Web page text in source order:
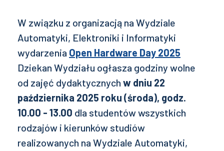
W związku z organizacją na Wydziale
Automatyki, Elektroniki i Informatyki
wydarzenia Open Hardware Day 2025
Dziekan Wydziału ogłasza godziny wolne
od zajęć dydaktycznych w dniu 22
października 2025 roku (środa), godz.
10.00 - 13.00 dla studentów wszystkich
rodzajów i kierunków studiów
realizowanych na Wydziale Automatyki,